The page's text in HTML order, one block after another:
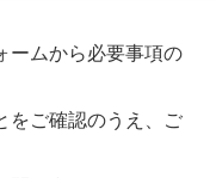
ームから必要事項の
をご確認のうえ、ご